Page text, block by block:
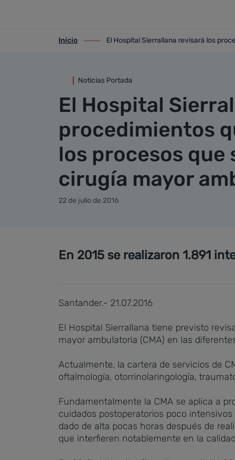
ir-a inicio
Inicio
ir-a El Hospital Sierrallana revisará los
El Hospital Sierrallana revisará los
Noticias Portada
El Hospital
procedimientos
los procesos que
cirugía mayor
22 de julio de 2016
En 2015 se realizaron 1.891
Santander.- 21.07.2016
El Hospital Sierrallana tiene previsto
mayor ambulatoria (CMA) en las
Actualmente, la cartera de servicios de
oftalmología, otorrinolaringología,
Fundamentalmente la CMA se aplica a
cuidados postoperatorios poco
dado de alta pocas horas después de
que interfieren notablemente en la